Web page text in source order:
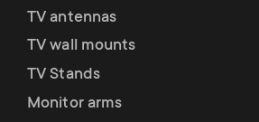
TV antennas
TV wall mounts
TV Stands
Monitor arms